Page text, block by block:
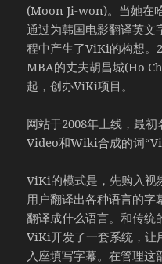
(Moon Ji-won)。当她在
通过为韩国电影翻译英文
程中产生了ViKi的构想。
MBA的丈夫胡昌城(Ho
起，创办ViKi项目。
网站于2008年上线，最
Video和Wiki合成的词
ViKi的模式是，先购入视
用户翻译出各种语言的
翻译成什么语言。和传统
ViKi开发了一套系统，让
入座填写字幕。在管理这